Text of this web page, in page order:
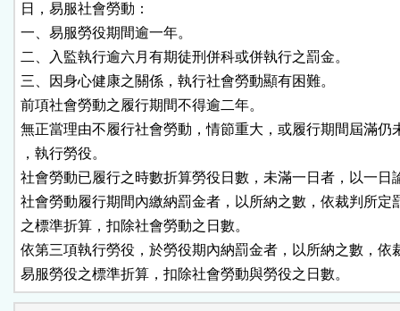
日，易服社會勞動：
一、易服勞役期間逾一年。
二、入監執行逾六月有期徒刑併科或併執行之罰金。
三、因身心健康之關係，執行社會勞動顯有困難。
前項社會勞動之履行期間不得逾二年。
無正當理由不履行社會勞動，情節重大，或履行期間屆滿仍
，執行勞役。
社會勞動已履行之時數折算勞役日數，未滿一日者，以一日
社會勞動履行期間內繳納罰金者，以所納之數，依裁判所定
之標準折算，扣除社會勞動之日數。
依第三項執行勞役，於勞役期內納罰金者，以所納之數，依
易服勞役之標準折算，扣除社會勞動與勞役之日數。